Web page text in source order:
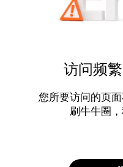
访问频
您所要访问的页
刷牛牛圈